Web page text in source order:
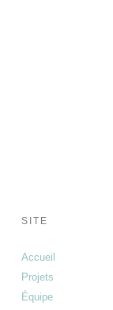
SITE
Accueil
Projets
Équipe